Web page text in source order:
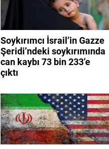
Soykırımcı İsrail’in Gazze
Şeridi’ndeki soykırımında
can kaybı 73 bin 233’e
çıktı